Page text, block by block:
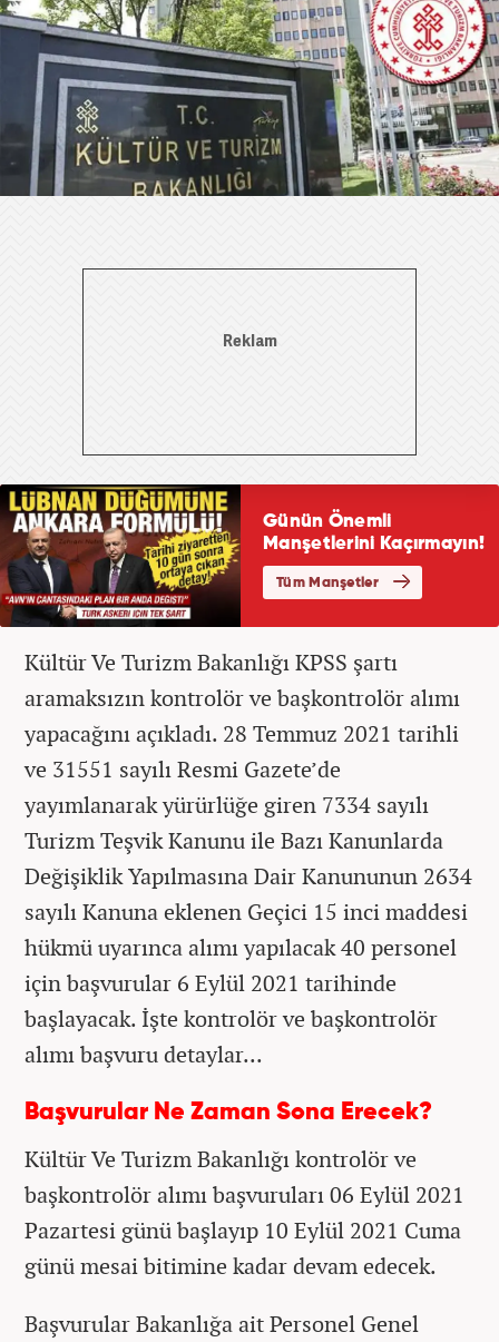
Kültür Ve Turizm Bakanlığı KPSS şartı
aramaksızın kontrolör ve başkontrolör alımı
yapacağını açıkladı. 28 Temmuz 2021 tarihli
ve 31551 sayılı Resmi Gazete’de
yayımlanarak yürürlüğe giren 7334 sayılı
Turizm Teşvik Kanunu ile Bazı Kanunlarda
Değişiklik Yapılmasına Dair Kanununun 2634
sayılı Kanuna eklenen Geçici 15 inci maddesi
hükmü uyarınca alımı yapılacak 40 personel
için başvurular 6 Eylül 2021 tarihinde
başlayacak. İşte kontrolör ve başkontrolör
alımı başvuru detaylar...
Başvurular Ne Zaman Sona Erecek?
Kültür Ve Turizm Bakanlığı kontrolör ve
başkontrolör alımı başvuruları 06 Eylül 2021
Pazartesi günü başlayıp 10 Eylül 2021 Cuma
günü mesai bitimine kadar devam edecek.
Başvurular Bakanlığa ait Personel Genel